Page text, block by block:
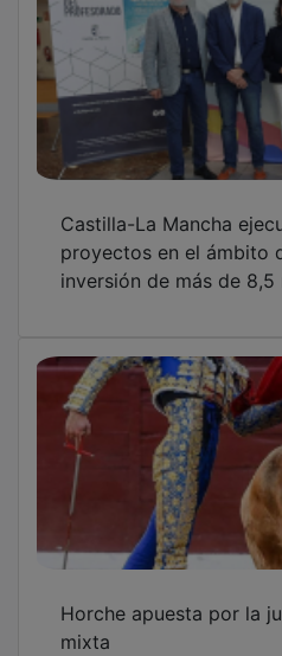
Castilla-La Mancha
proyectos en el ámbito
inversión de más de 8,5
Horche apuesta por la
mixta